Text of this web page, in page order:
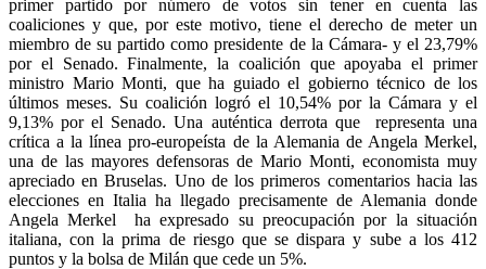
primer partido por número de votos sin tener en cuenta las
coaliciones y que, por este motivo, tiene el derecho de meter un
miembro de su partido como presidente de la Cámara- y el 23,79%
por el Senado. Finalmente, la coalición que apoyaba el primer
ministro Mario Monti, que ha guiado el gobierno técnico de los
últimos meses. Su coalición logró el 10,54% por la Cámara y el
9,13% por el Senado. Una auténtica derrota que representa una
crítica a la línea pro-europeísta de la Alemania de Angela Merkel,
una de las mayores defensoras de Mario Monti, economista muy
apreciado en Bruselas. Uno de los primeros comentarios hacia las
elecciones en Italia ha llegado precisamente de Alemania donde
Angela Merkel ha expresado su preocupación por la situación
italiana, con la prima de riesgo que se dispara y sube a los 412
puntos y la bolsa de Milán que cede un 5%.